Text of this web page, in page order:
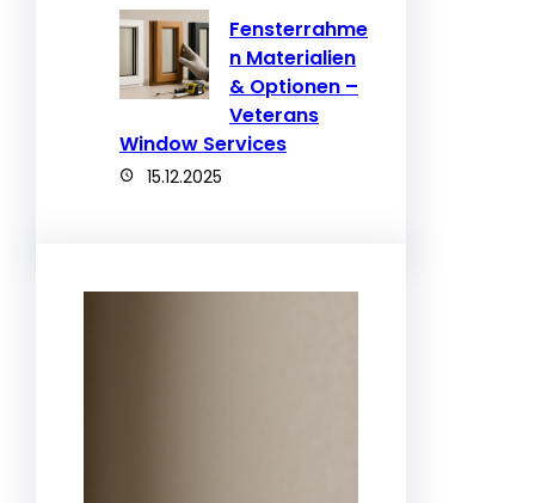
Fensterrahme
n Materialien
& Optionen –
Veterans
Window Services
15.12.2025